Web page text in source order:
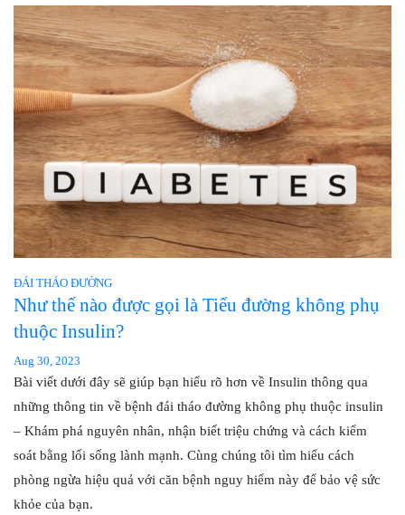
ĐÁI THÁO ĐƯỜNG
Như thế nào được gọi là Tiểu đường không phụ
thuộc Insulin?
Aug 30, 2023
Bài viết dưới đây sẽ giúp bạn hiểu rõ hơn về Insulin thông qua
những thông tin về bệnh đái tháo đường không phụ thuộc insulin
– Khám phá nguyên nhân, nhận biết triệu chứng và cách kiểm
soát bằng lối sống lành mạnh. Cùng chúng tôi tìm hiểu cách
phòng ngừa hiệu quả với căn bệnh nguy hiểm này để bảo vệ sức
khỏe của bạn.